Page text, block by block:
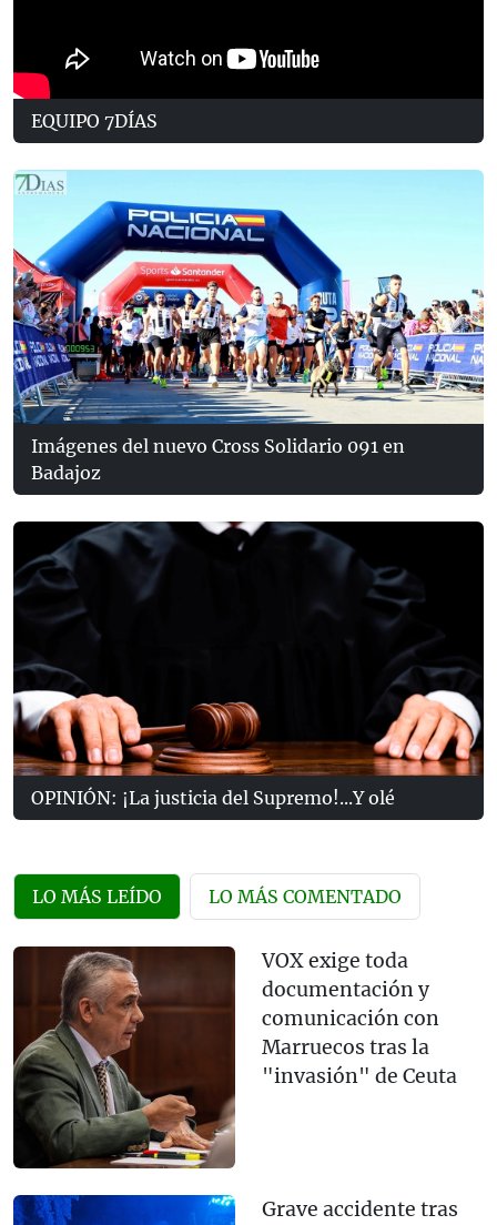
EQUIPO 7DÍAS
Imágenes del nuevo Cross Solidario 091 en
Badajoz
OPINIÓN: ¡La justicia del Supremo!...Y olé
LO MÁS LEÍDO LO MÁS COMENTADO
VOX exige toda
documentación y
comunicación con
Marruecos tras la
"invasión" de Ceuta
Grave accidente tras